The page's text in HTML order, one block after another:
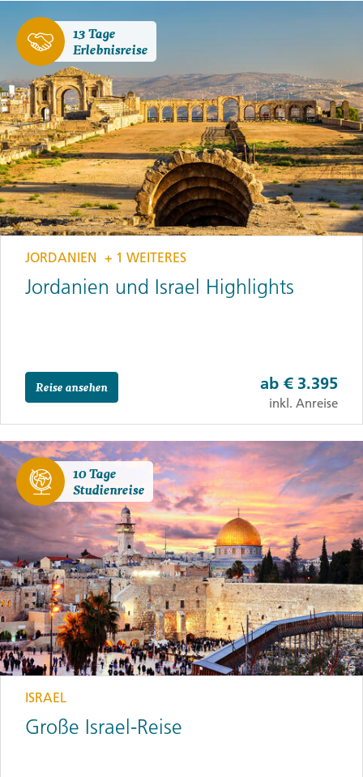
13 Tage
Erlebnisreise
JORDANIEN + 1 WEITERES
Jordanien und Israel Highlights
Reise ansehen ab € 3.395
inkl. Anreise
10 Tage
Studienreise
ISRAEL
Große Israel-Reise